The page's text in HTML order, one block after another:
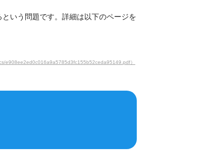
いう問題です。詳細は以下のページを
e908ee2ed0c016a9a5785d3fc155b52ceda95149.pdf）